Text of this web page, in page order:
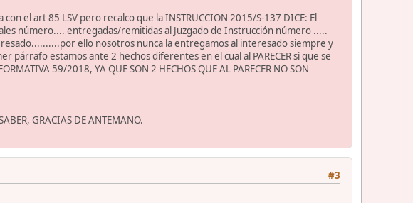
el art 85 LSV pero recalco que la INSTRUCCION 2015/S-137 DICE: El
número.... entregadas/remitidas al Juzgado de Instrucción número .....
ello nosotros nunca la entregamos al interesado siempre y
estamos ante 2 hechos diferentes en el cual al PARECER si que se
59/2018, YA QUE SON 2 HECHOS QUE AL PARECER NO SON
GRACIAS DE ANTEMANO.
#3